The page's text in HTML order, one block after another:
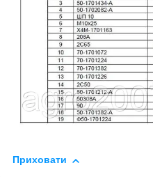
Приховати